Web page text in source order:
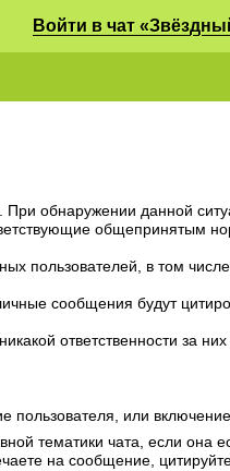
Войти в чат
обнаружении данной
общепринятым
пользователей, в том
сообщения будут
ответственности за них
пользователя, или
тематики чата, если она
на сообщение,